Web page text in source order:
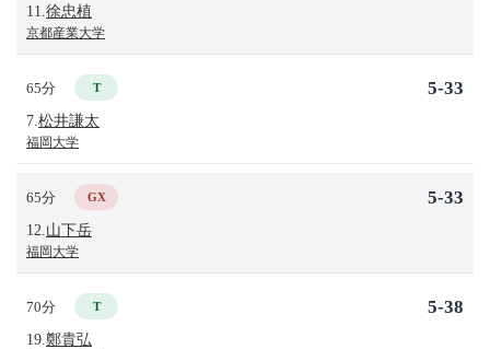
11. 徐忠植
京都産業大学
65分 T
7. 松井謙太
福岡大学
5-33
65分 GX
12. 山下岳
福岡大学
5-33
70分 T
19. 鄭貴弘
5-38